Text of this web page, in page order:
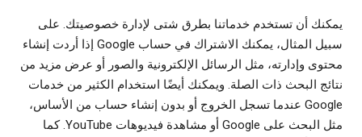
يمكنك أن تستخدم خدماتنا بطرق شتى لإدارة خصوصيتك. على
سبيل المثال، يمكنك الاشتراك في حساب Google إذا أردت إنشاء
محتوى وإدارته، مثل الرسائل الإلكترونية والصور أو عرض مزيد من
نتائج البحث ذات الصلة. ويمكنك أيضًا استخدام الكثير من خدمات
Google عندما تسجل الخروج أو بدون إنشاء حساب من الأساس،
مثل البحث على Google أو مشاهدة فيديوهات YouTube. كما